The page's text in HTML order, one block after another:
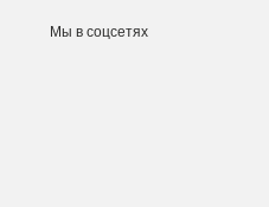
Мы в соцсетях